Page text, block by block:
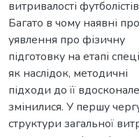
витривалості
Багато в чому наявні
уявлення про фізичну
підготовку на етапі
як наслідок, методичні
підходи до її
змінилися. У першу
структури загальної